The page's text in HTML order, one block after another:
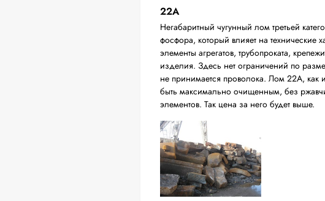
22A
Негабаритный чугунный лом третьей
фосфора, который влияет на технические
элементы агрегатов, трубопроката,
изделия. Здесь нет ограничений по
не принимается проволока. Лом 22А, как
быть максимально очищенным, без
элементов. Так цена за него будет выше.